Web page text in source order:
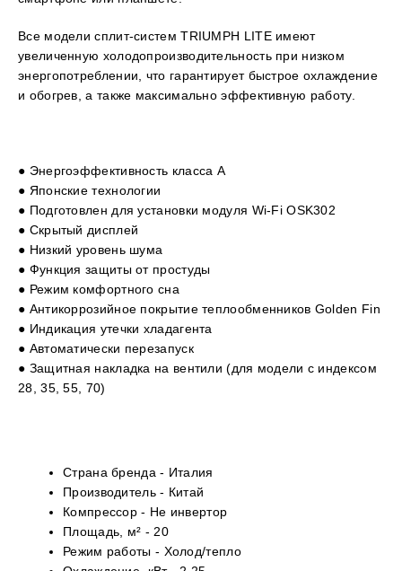
Все модели сплит-систем TRIUMPH LITE имеют
увеличенную холодопроизводительность при низком
энергопотреблении, что гарантирует быстрое охлаждение
и обогрев, а также максимально эффективную работу.
● Энергоэффективность класса А
● Японские технологии
● Подготовлен для установки модуля Wi-Fi OSK302
● Скрытый дисплей
● Низкий уровень шума
● Функция защиты от простуды
● Режим комфортного сна
● Антикоррозийное покрытие теплообменников Golden Fin
● Индикация утечки хладагента
● Автоматически перезапуск
● Защитная накладка на вентили (для модели с индексом
28, 35, 55, 70)
Страна бренда - Италия
Производитель - Китай
Компрессор - Не инвертор
Площадь, м² - 20
Режим работы - Холод/тепло